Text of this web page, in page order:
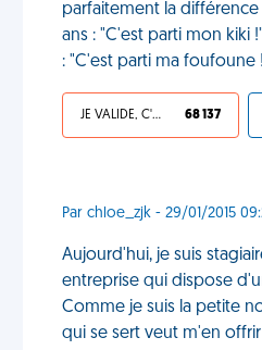
parfaitement la
ans : "C'est parti mon kiki
: "C'est parti ma foufoune
JE VALIDE, C'EST UNE VDM 68 137
Par chloe_zjk - 29/01/2015
Aujourd'hui, je suis
entreprise qui dispose
Comme je suis la petite
qui se sert veut m'en